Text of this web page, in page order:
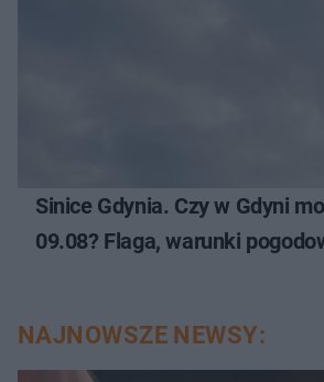
Sinice Gdynia. Czy w Gdyni
09.08? Flaga, warunki
NAJNOWSZE NEWSY: